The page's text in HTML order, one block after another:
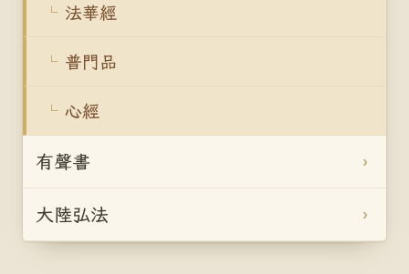
法華經
普門品
心經
有聲書
大陸弘法